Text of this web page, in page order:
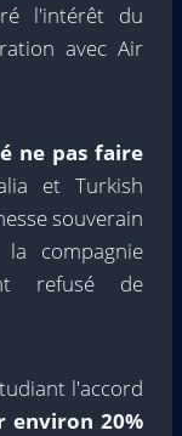
l'intérêt du
avec Air
ne pas faire
et Turkish
souverain
compagnie
refusé de
l'accord
20%